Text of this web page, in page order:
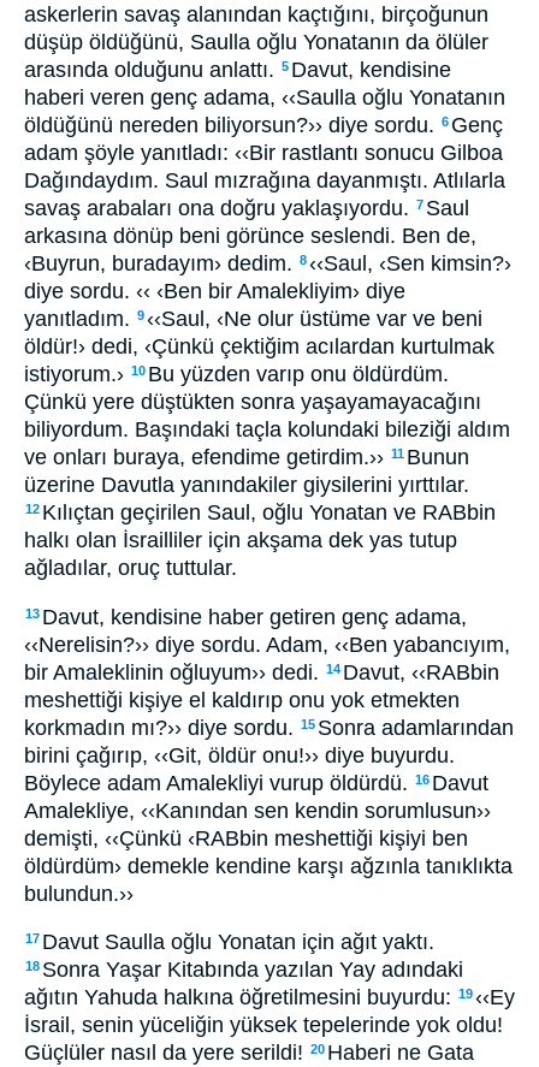
askerlerin savaş alanından kaçtığını, birçoğunun
düşüp öldüğünü, Saulla oğlu Yonatanın da ölüler
arasında olduğunu anlattı. 5 Davut, kendisine
haberi veren genç adama, ‹‹Saulla oğlu Yonatanın
öldüğünü nereden biliyorsun?›› diye sordu. 6 Genç
adam şöyle yanıtladı: ‹‹Bir rastlantı sonucu Gilboa
Dağındaydım. Saul mızrağına dayanmıştı. Atlılarla
savaş arabaları ona doğru yaklaşıyordu. 7 Saul
arkasına dönüp beni görünce seslendi. Ben de,
‹Buyrun, buradayım› dedim. 8‹‹Saul, ‹Sen kimsin?›
diye sordu. ‹‹ ‹Ben bir Amalekliyim› diye
yanıtladım. 9‹‹Saul, ‹Ne olur üstüme var ve beni
öldür!› dedi, ‹Çünkü çektiğim acılardan kurtulmak
istiyorum.› 10 Bu yüzden varıp onu öldürdüm.
Çünkü yere düştükten sonra yaşayamayacağını
biliyordum. Başındaki taçla kolundaki bileziği aldım
ve onları buraya, efendime getirdim.›› 11 Bunun
üzerine Davutla yanındakiler giysilerini yırttılar.
12 Kılıçtan geçirilen Saul, oğlu Yonatan ve RABbin
halkı olan İsrailliler için akşama dek yas tutup
ağladılar, oruç tuttular.
13 Davut, kendisine haber getiren genç adama,
‹‹Nerelisin?›› diye sordu. Adam, ‹‹Ben yabancıyım,
bir Amaleklinin oğluyum›› dedi. 14 Davut, ‹‹RABbin
meshettiği kişiye el kaldırıp onu yok etmekten
korkmadın mı?›› diye sordu. 15 Sonra adamlarından
birini çağırıp, ‹‹Git, öldür onu!›› diye buyurdu.
Böylece adam Amalekliyi vurup öldürdü. 16 Davut
Amalekliye, ‹‹Kanından sen kendin sorumlusun››
demişti, ‹‹Çünkü ‹RABbin meshettiği kişiyi ben
öldürdüm› demekle kendine karşı ağzınla tanıklıkta
bulundun.››
17 Davut Saulla oğlu Yonatan için ağıt yaktı.
18 Sonra Yaşar Kitabında yazılan Yay adındaki
ağıtın Yahuda halkına öğretilmesini buyurdu: 19‹‹Ey
İsrail, senin yüceliğin yüksek tepelerinde yok oldu!
Güçlüler nasıl da yere serildi! 20 Haberi ne Gata